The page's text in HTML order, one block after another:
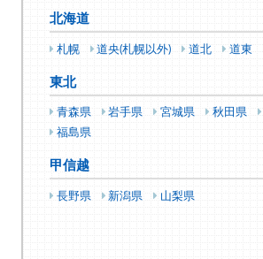
北海道
札幌 道央(札幌以外) 道北 道東
東北
青森県 岩手県 宮城県 秋田県
福島県
甲信越
長野県 新潟県 山梨県